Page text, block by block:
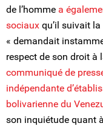
de l’homme a
sociaux qu’il suivait
« demandait
respect de son droit à
communiqué de
indépendante
bolivarienne du
son inquiétude quant